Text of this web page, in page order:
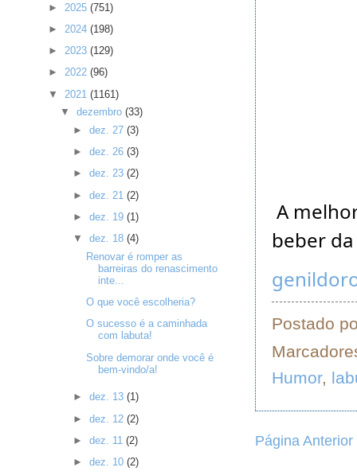
A
beber
Postado
Humor,
Página Anterior
► 2025 (751)
► 2024 (198)
► 2023 (129)
► 2022 (96)
▼ 2021 (1161)
▼dezembro(33)
► dez. 27 (3)
► dez. 26 (3)
► dez. 23 (2)
► dez. 21 (2)
► dez. 19 (1)
▼ dez. 18 (4)
Renovar é romper as
barreiras do renascimento
inte...
O que você escolheria?
O sucesso é a caminhada
com labuta!
Sobre demorar onde você é
bem-vindo/a!
► dez. 13 (1)
► dez. 12 (2)
► dez. 11 (2)
► dez. 10 (2)